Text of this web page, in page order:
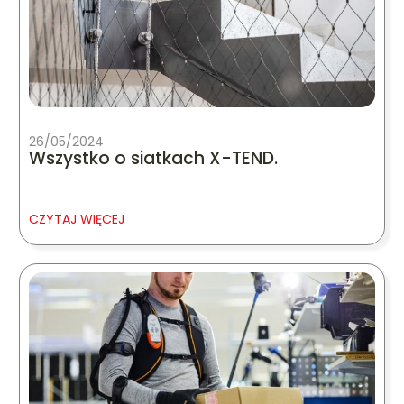
26/05/2024
Wszystko o siatkach X-TEND.
CZYTAJ WIĘCEJ